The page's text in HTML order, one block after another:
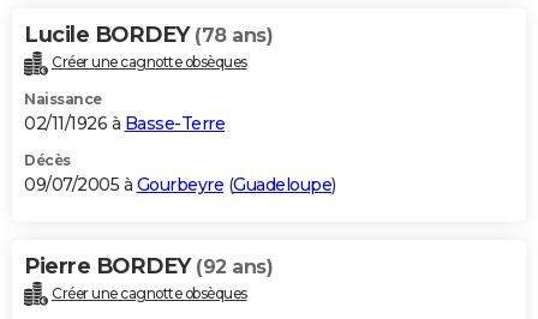
Lucile BORDEY (78 ans)
Créer une cagnotte obsèques
Naissance
02/11/1926 à Basse-Terre
Décès
09/07/2005 à Gourbeyre (Guadeloupe)
Pierre BORDEY (92 ans)
Créer une cagnotte obsèques